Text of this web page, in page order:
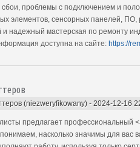
проблемы с подключением и
элементов, сенсорных панелей,
и надежный мастерская по ремонту
доступна на сайте: https://
(niezweryfikowany) - 2024-12-16
предлагает профессиональный
насколько значимы для вас